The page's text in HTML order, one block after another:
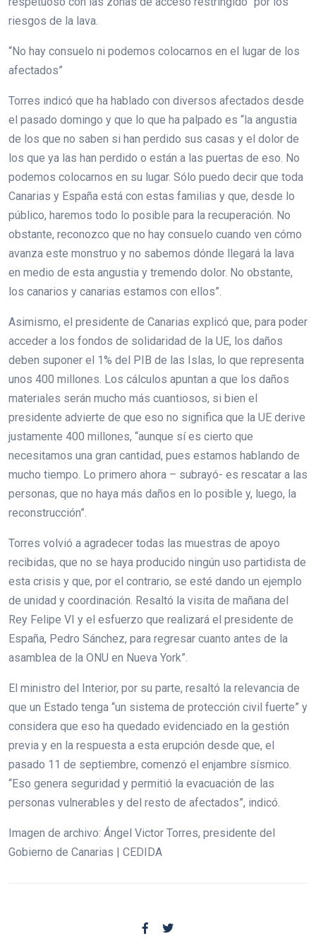
riesgos de la lava.
“No hay consuelo ni podemos colocarnos en el lugar de los
afectados”
Torres indicó que ha hablado con diversos afectados desde
el pasado domingo y que lo que ha palpado es “la angustia
de los que no saben si han perdido sus casas y el dolor de
los que ya las han perdido o están a las puertas de eso. No
podemos colocarnos en su lugar. Sólo puedo decir que toda
Canarias y España está con estas familias y que, desde lo
público, haremos todo lo posible para la recuperación. No
obstante, reconozco que no hay consuelo cuando ven cómo
avanza este monstruo y no sabemos dónde llegará la lava
en medio de esta angustia y tremendo dolor. No obstante,
los canarios y canarias estamos con ellos”.
Asimismo, el presidente de Canarias explicó que, para poder
acceder a los fondos de solidaridad de la UE, los daños
deben suponer el 1% del PIB de las Islas, lo que representa
unos 400 millones. Los cálculos apuntan a que los daños
materiales serán mucho más cuantiosos, si bien el
presidente advierte de que eso no significa que la UE derive
justamente 400 millones, “aunque sí es cierto que
necesitamos una gran cantidad, pues estamos hablando de
mucho tiempo. Lo primero ahora – subrayó- es rescatar a las
personas, que no haya más daños en lo posible y, luego, la
reconstrucción”.
Torres volvió a agradecer todas las muestras de apoyo
recibidas, que no se haya producido ningún uso partidista de
esta crisis y que, por el contrario, se esté dando un ejemplo
de unidad y coordinación. Resaltó la visita de mañana del
Rey Felipe VI y el esfuerzo que realizará el presidente de
España, Pedro Sánchez, para regresar cuanto antes de la
asamblea de la ONU en Nueva York”.
El ministro del Interior, por su parte, resaltó la relevancia de
que un Estado tenga “un sistema de protección civil fuerte” y
considera que eso ha quedado evidenciado en la gestión
previa y en la respuesta a esta erupción desde que, el
pasado 11 de septiembre, comenzó el enjambre sísmico.
“Eso genera seguridad y permitió la evacuación de las
personas vulnerables y del resto de afectados”, indicó.
Imagen de archivo: Ángel Victor Torres, presidente del
Gobierno de Canarias | CEDIDA